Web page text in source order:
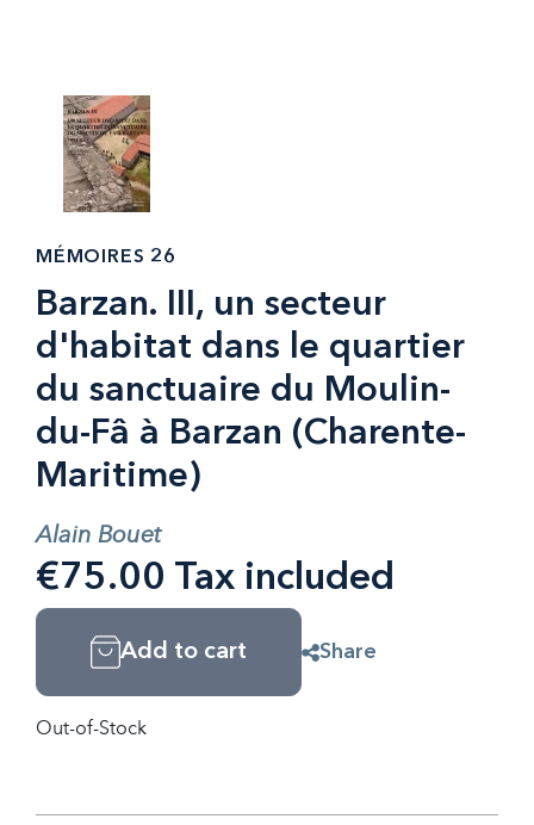
MÉMOIRES 26
Barzan. III, un secteur
d'habitat dans le quartier
du sanctuaire du Moulin-
du-Fâ à Barzan (Charente-
Maritime)
Alain Bouet
€75.00 Tax included
Add to cart Share
Out-of-Stock